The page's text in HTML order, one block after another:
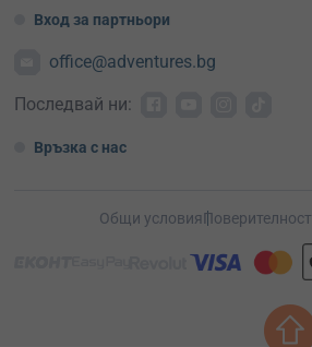
Вход за партньори
office@adventures.bg
Последвай ни:
Връзка с нас
Общи условияПоверителност